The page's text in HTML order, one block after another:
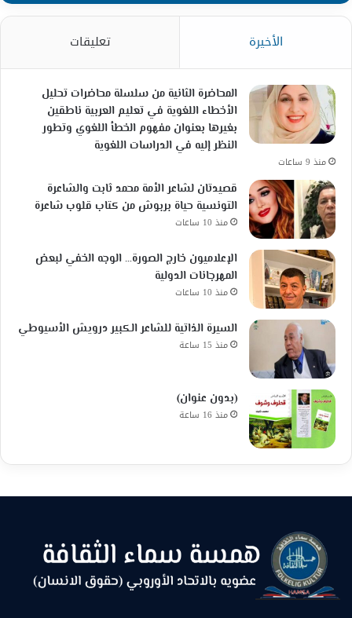
الأخيرة تعليقات
المحاضرة الثانية من سلسلة محاضرات تحليل
الأخطاء اللغوية في تعليم العربية ناطقين
بغيرها بعنوان مفهوم الخطأ اللغوي وتطور
النظر إليه في الدراسات اللغوية
منذ 9 ساعات
قصيدتان لشاعر الأمة محمد ثابت والشاعرة
التونسية حياة بربوش من كتاب قلوب شاعرة
منذ 10 ساعات
الإعلاميون خارج الصورة… الوجه الخفي لبعض
المهرجانات الدولية
منذ 10 ساعات
السيرة الذاتية للشاعر الكبير درويش الأسيوطي
منذ 15 ساعة
(بدون عنوان)
منذ 16 ساعة